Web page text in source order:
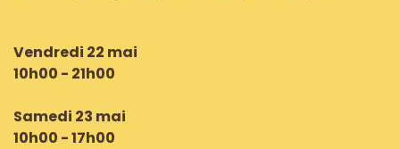
Vendredi 22 mai
10h00 - 21h00
Samedi 23 mai
10h00 - 17h00